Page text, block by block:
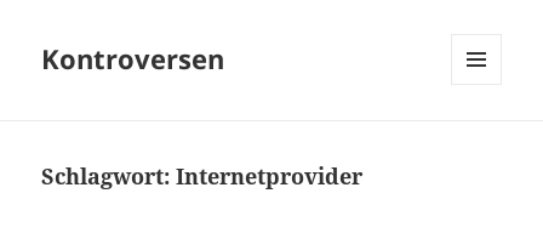
Kontroversen
Schlagwort:Internetprovider